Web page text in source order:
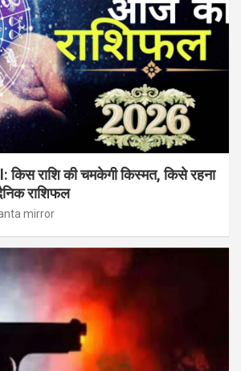
राशि की चमकेगी किस्मत, किसे रहना
राशिफल
mirror